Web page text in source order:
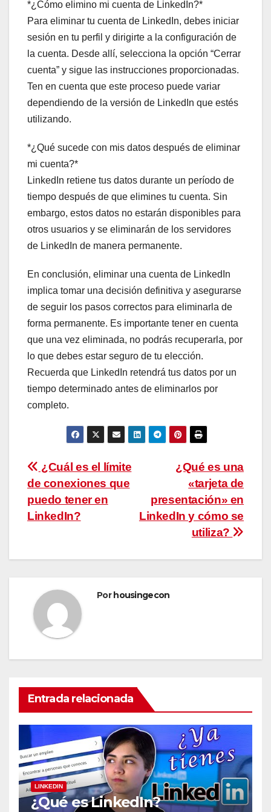
*¿Cómo elimino mi cuenta de LinkedIn?*
Para eliminar tu cuenta de LinkedIn, debes iniciar
sesión en tu perfil y dirigirte a la configuración de
la cuenta. Desde allí, selecciona la opción “Cerrar
cuenta” y sigue las instrucciones proporcionadas.
Ten en cuenta que este proceso puede variar
dependiendo de la versión de LinkedIn que estés
utilizando.
*¿Qué sucede con mis datos después de eliminar
mi cuenta?*
LinkedIn retiene tus datos durante un período de
tiempo después de que elimines tu cuenta. Sin
embargo, estos datos no estarán disponibles para
otros usuarios y se eliminarán de los servidores
de LinkedIn de manera permanente.
En conclusión, eliminar una cuenta de LinkedIn
implica tomar una decisión definitiva y asegurarse
de seguir los pasos correctos para eliminarla de
forma permanente. Es importante tener en cuenta
que una vez eliminada, no podrás recuperarla, por
lo que debes estar seguro de tu elección.
Recuerda que LinkedIn retendrá tus datos por un
tiempo determinado antes de eliminarlos por
completo.
Navegación
de
entradas
¿Qué es una
«tarjeta de
presentación» en
LinkedIn y cómo se
utiliza?
¿Cuál es el límite
de conexiones que
puedo tener en
LinkedIn?
Porhousingecon
Entrada relacionada
LINKEDIN
¿Qué es LinkedIn?